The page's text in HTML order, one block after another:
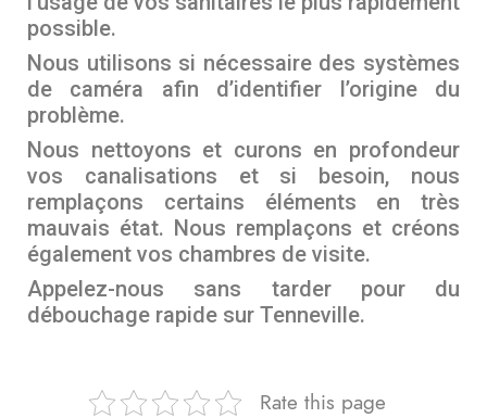
possible.
Nous utilisons si nécessaire des systèmes
de caméra afin d’identifier l’origine du
problème.
Nous nettoyons et curons en profondeur
vos canalisations et si besoin, nous
remplaçons certains éléments en très
mauvais état. Nous remplaçons et créons
également vos chambres de visite.
Appelez-nous sans tarder pour du
débouchage rapide sur Tenneville.
Rate this page